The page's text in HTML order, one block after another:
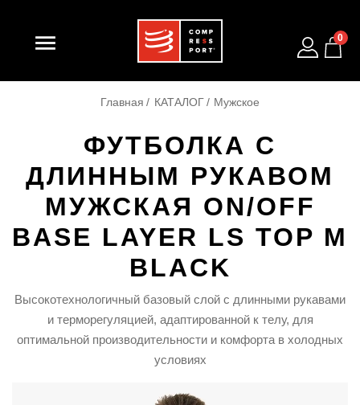
 0
Главная КАТАЛОГ Мужское
ФУТБОЛКА С
ДЛИННЫМ РУКАВОМ
МУЖСКАЯ ON/OFF
BASE LAYER LS TOP M
BLACK
Высокотехнологичный базовый слой с длинными рукавами
и терморегуляцией, адаптированной к телу, для
оптимальной производительности и комфорта в холодных
условиях